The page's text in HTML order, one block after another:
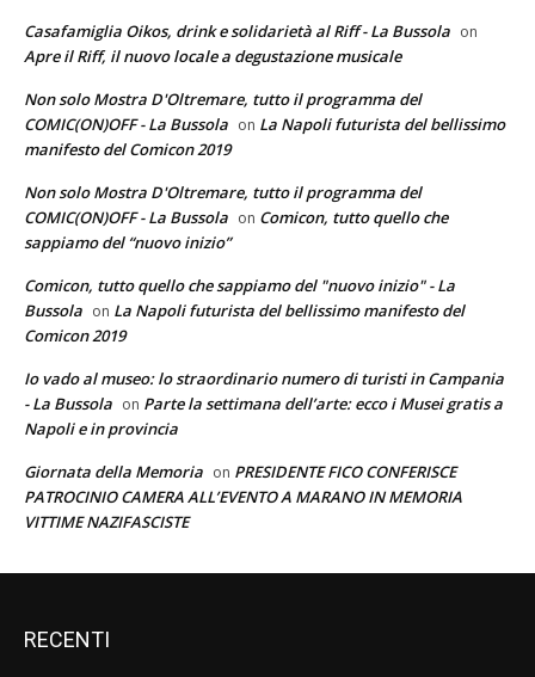
Casafamiglia Oikos, drink e solidarietà al Riff - La Bussola on
Apre il Riff, il nuovo locale a degustazione musicale
Non solo Mostra D'Oltremare, tutto il programma del
COMIC(ON)OFF - La Bussola on La Napoli futurista del bellissimo
manifesto del Comicon 2019
Non solo Mostra D'Oltremare, tutto il programma del
COMIC(ON)OFF - La Bussola on Comicon, tutto quello che
sappiamo del “nuovo inizio”
Comicon, tutto quello che sappiamo del "nuovo inizio" - La
Bussola on La Napoli futurista del bellissimo manifesto del
Comicon 2019
Io vado al museo: lo straordinario numero di turisti in Campania
- La Bussola on Parte la settimana dell’arte: ecco i Musei gratis a
Napoli e in provincia
Giornata della Memoria on PRESIDENTE FICO CONFERISCE
PATROCINIO CAMERA ALL’EVENTO A MARANO IN MEMORIA
VITTIME NAZIFASCISTE
RECENTI